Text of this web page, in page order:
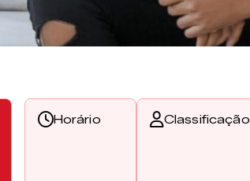
Horário Classificação